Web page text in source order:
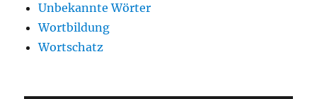
Unbekannte Wörter
Wortbildung
Wortschatz